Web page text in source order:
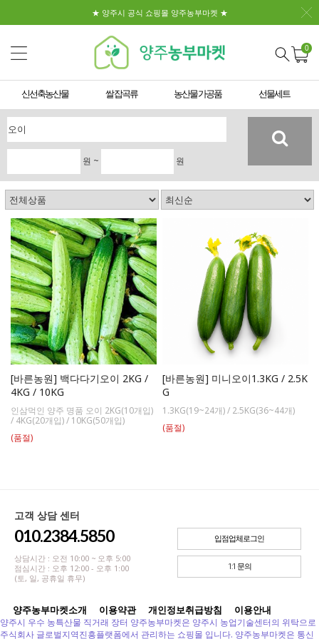
★ 양주시 공식 쇼핑몰 양주농부마켓 ★
0
신선축농산물 쌀 잡곡류 농산물 가공품 선물세트
원 ~ 원
[바른농원] 백다다기오이 2KG /
4KG / 10KG
인삼먹인 양주 명품 오이 2KG(10개입)
/ 4KG(20개입) / 10KG(50개입)
(품절)
[바른농원] 미니오이1.3KG / 2.5K
G
1.3KG(19~24개) / 2.5KG(36~44개)
(품절)
고객 상담 센터
010.2384.5850
상담시간 : 오전 10:00 ~ 오후 5:00
점심시간 : 오후 12:00 - 오후 1:00
(토, 일, 공휴일 휴무)
입점업체로그인
1:1 문의
양주농부마켓소개 이용약관 개인정보취급방침 이용안내
양주시 우수 농특산물 직거래 장터 양주농부마켓은 양주시 농업기술센터의 위탁으로
주식회사 글로벌지역진흥플랫폼에서 관리하는 쇼핑몰 입니다. 양주농부마켓은 통신